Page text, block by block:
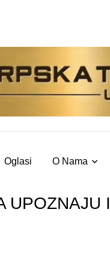
Oglasi O Nama
UPOZNAJU I